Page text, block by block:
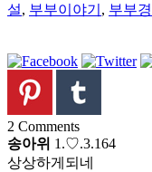
설, 부부이야기 , 부부
2 Comments
송아위 1.♡.3.164
상상하게되네